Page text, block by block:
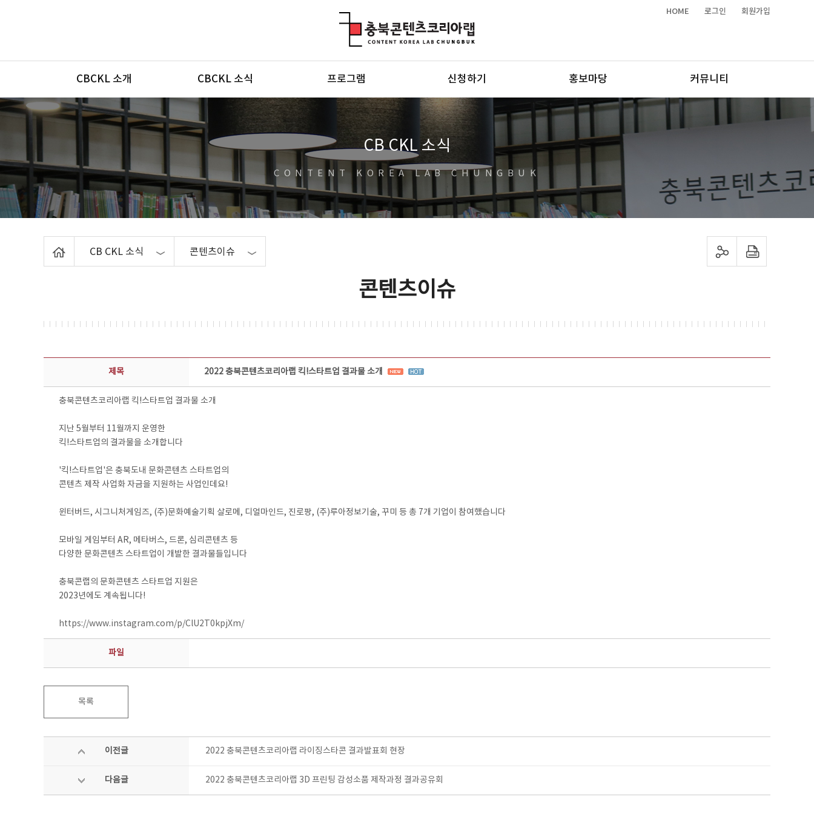
HOME 로그인 회원가입
메뉴
CBCKL 소개 CBCKL 소식 프로그램 신청하기 홍보마당 커뮤니티
CB CKL 소식
CONTENT KOREA LAB CHUNGBUK
CB CKL 소식 콘텐츠이슈 sns 공유하기 프린트하기
콘텐츠이슈
콘텐츠이슈 상세보기 - 제목, 담당부서, 담당자, 담당연락처, 내용, 첨부파일 정보 제공
제목 2022 충북콘텐츠코리아랩 킥!스타트업 결과물 소개
충북콘텐츠코리아랩 킥!스타트업 결과물 소개
지난 5월부터 11월까지 운영한
킥!스타트업의 결과물을 소개합니다
'킥!스타트업'은 충북도내 문화콘텐츠 스타트업의
콘텐츠 제작 사업화 자금을 지원하는 사업인데요!
윈터버드, 시그니처게임즈, (주)문화예술기획 살로메, 디얼마인드, 진로팡, (주)루아정보기술, 꾸미 등 총 7개 기업이 참여했습니다
모바일 게임부터 AR, 메타버스, 드론, 심리콘텐츠 등
다양한 문화콘텐츠 스타트업이 개발한 결과물들입니다
충북콘랩의 문화콘텐츠 스타트업 지원은
2023년에도 계속됩니다!
https://www.instagram.com/p/ClU2T0kpjXm/
파일
목록
이전글 2022 충북콘텐츠코리아랩 라이징스타콘 결과발표회 현장
다음글 2022 충북콘텐츠코리아랩 3D 프린팅 감성소품 제작과정 결과공유회